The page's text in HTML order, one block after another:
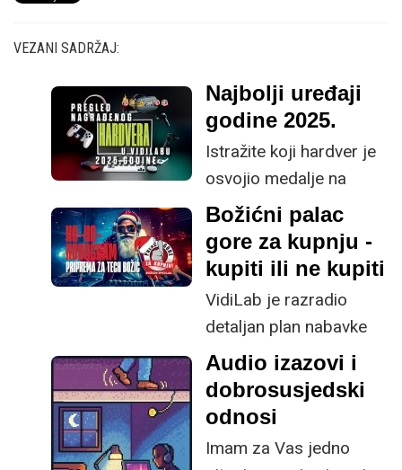
VEZANI SADRŽAJ:
Najbolji uređaji
godine 2025.
Istražite koji hardver je
osvojio medalje na
našim testiranjima ove
godine i zašto su se
baš ovi komadi istaknuli.
Božićni palac
gore za kupnju -
kupiti ili ne kupiti
VidiLab je razradio
detaljan plan nabavke
tehnoloških poklona za
sve tehno entuzijaste i
one koji će to tek
najdražima božićno
Audio izazovi i
dobrosusjedski
odnosi
Imam za Vas jedno